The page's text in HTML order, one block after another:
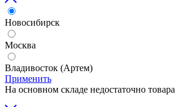
Новосибирск
Москва
Владивосток (Артем)
Применить
На основном складе недостаточно товара